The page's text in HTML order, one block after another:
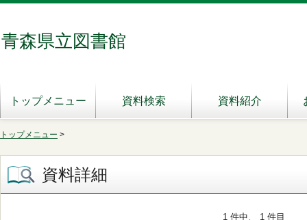
青森県立図書館
トップメニュー 資料検索 資料紹介
トップメニュー >
資料詳細
1 件中、 1 件目